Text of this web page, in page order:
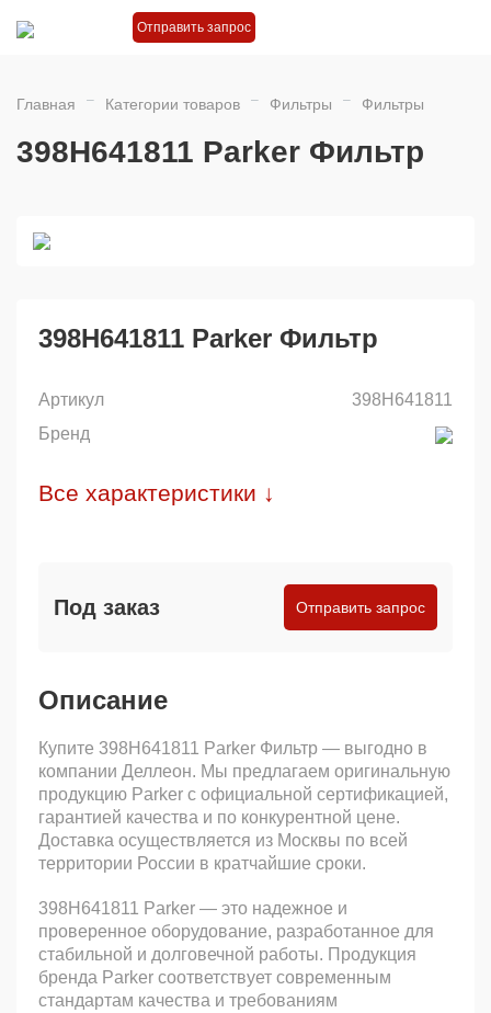
Отправить запрос
Главная Категории товаров Фильтры Фильтры
398H641811 Parker Фильтр
398H641811 Parker Фильтр
Артикул
398H641811
Бренд
Все характеристики ↓
Под заказ Отправить запрос
Описание
Купите 398H641811 Parker Фильтр — выгодно в
компании Деллеон. Мы предлагаем оригинальную
продукцию Parker с официальной сертификацией,
гарантией качества и по конкурентной цене.
Доставка осуществляется из Москвы по всей
территории России в кратчайшие сроки.
398H641811 Parker — это надежное и
проверенное оборудование, разработанное для
стабильной и долговечной работы. Продукция
бренда Parker соответствует современным
стандартам качества и требованиям